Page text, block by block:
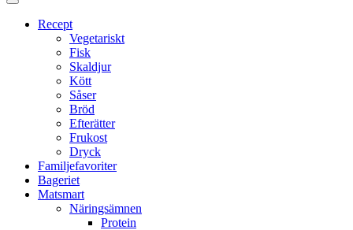
Slå
sökfältRecept
Vegetariskt
Fisk
Skaldjur
Kött
Såser
Bröd
Efterätter
Frukost
Dryck
Familjefavoriter
Bageriet
Matsmart
Näringsämnen
Protein